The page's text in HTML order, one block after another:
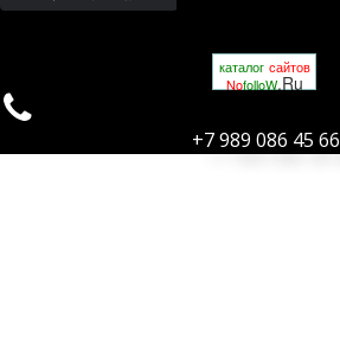
каталог сайтов
NofolloW.Ru

+7 989 086 45 66